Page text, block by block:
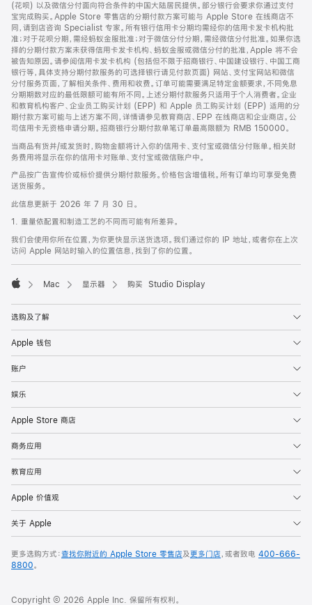
(花呗) 以及微信分付面向符合条件的中国大陆居民提供。部分银行会要求你通过支付
宝完成购买。Apple Store 零售店的分期付款方案可能与 Apple Store 在线商店不
同，请到店咨询 Specialist 专家。所有银行信用卡分期均需经你的信用卡发卡机构批
准；对于花呗分期，需经蚂蚁金服批准；对于微信分付分期，需经微信分付批准。如果你选
择的分期付款方案未获得信用卡发卡机构、蚂蚁金服或微信分付的批准，Apple 将不会
被告知原因。请参阅信用卡发卡机构 (包括但不限于招商银行、中国建设银行、中国工商
银行等，具体支持分期付款服务的可选择银行请见付款页面) 网站、支付宝网站和微信
分付服务页面，了解相关条件、费用和收费。订单可能需要满足特定金额要求，不同免息
分期期数对应的最低限额可能有所不同。上述分期付款服务只适用于个人消费者。企业
和教育机构客户、企业员工购买计划 (EPP) 和 Apple 员工购买计划 (EPP) 适用的分
期付款方案可能与上述方案不同，详情请参见教育商店、EPP 在线商店和企业商店。公
司信用卡无资格申请分期。招商银行分期付款单笔订单最高限额为 RMB 150000。
当商品有货并/或发货时，购物金额将计入你的信用卡、支付宝或微信分付账单。相关财
务费用将显示在你的信用卡对账单、支付宝或微信账户中。
产品按广告宣传价或标价提供分期付款服务。价格包含增值税。所有订单均可享受免费
送货服务。
此信息更新于 2026 年 7 月 30 日。
1. 重量依配置和制造工艺的不同而可能有所差异。
我们会使用你所在位置，为你更快显示送货选项。我们通过你的 IP 地址，或者你在上次
访问 Apple 网站时输入的位置信息，找到了你的位置。
Mac 显示器 购买 Studio Display
选购及了解
Apple 钱包
账户
娱乐
Apple Store 商店
商务应用
教育应用
Apple 价值观
关于 Apple
更多选购方式：查找你附近的 Apple Store 零售店及更多门店，或者致电 400-666-
8800。
Copyright © 2026 Apple Inc. 保留所有权利。